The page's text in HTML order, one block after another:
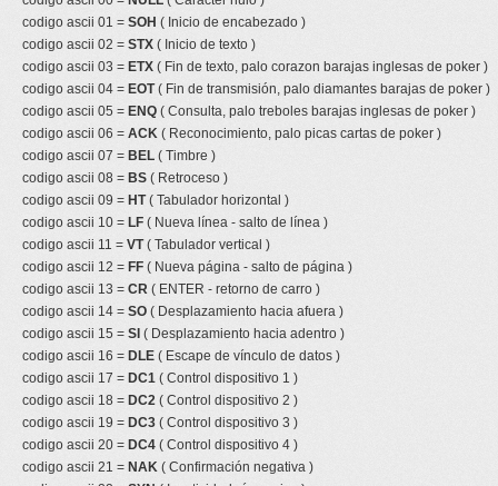
codigo ascii 01 = SOH ( Inicio de encabezado )
codigo ascii 02 = STX ( Inicio de texto )
codigo ascii 03 = ETX ( Fin de texto, palo corazon barajas inglesas de poker )
codigo ascii 04 = EOT( Fin de transmisión, palo diamantes barajas de poker )
codigo ascii 05 = ENQ ( Consulta, palo treboles barajas inglesas de poker )
codigo ascii 06 = ACK ( Reconocimiento, palo picas cartas de poker )
codigo ascii 07 = BEL ( Timbre )
codigo ascii 08 = BS ( Retroceso )
codigo ascii 09 = HT( Tabulador horizontal )
codigo ascii 10 = LF ( Nueva línea - salto de línea )
codigo ascii 11 = VT( Tabulador vertical )
codigo ascii 12 = FF ( Nueva página - salto de página )
codigo ascii 13 = CR ( ENTER - retorno de carro )
codigo ascii 14 = SO ( Desplazamiento hacia afuera )
codigo ascii 15 = SI ( Desplazamiento hacia adentro )
codigo ascii 16 = DLE ( Escape de vínculo de datos )
codigo ascii 17 = DC1 ( Control dispositivo 1 )
codigo ascii 18 = DC2 ( Control dispositivo 2 )
codigo ascii 19 = DC3 ( Control dispositivo 3 )
codigo ascii 20 = DC4 ( Control dispositivo 4 )
codigo ascii 21 = NAK ( Confirmación negativa )